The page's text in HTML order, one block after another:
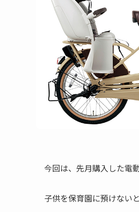
今回は、先月購入した電
子供を保育園に預けない